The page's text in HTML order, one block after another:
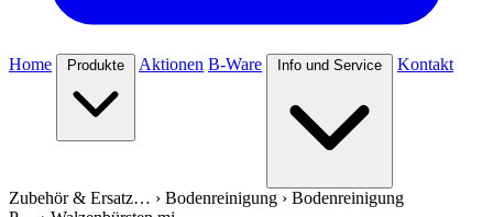
Home Produkte Aktionen B-Ware Info und Service Kontakt
Zubehör & Ersatz… › Bodenreinigung › Bodenreinigung